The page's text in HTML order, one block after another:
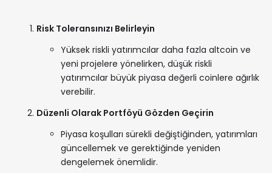
Risk Toleransınızı Belirleyin
Yüksek riskli yatırımcılar daha fazla altcoin ve
yeni projelere yönelirken, düşük riskli
yatırımcılar büyük piyasa değerli coinlere ağırlık
verebilir.
Düzenli Olarak Portföyü Gözden Geçirin
Piyasa koşulları sürekli değiştiğinden, yatırımları
güncellemek ve gerektiğinde yeniden
dengelemek önemlidir.